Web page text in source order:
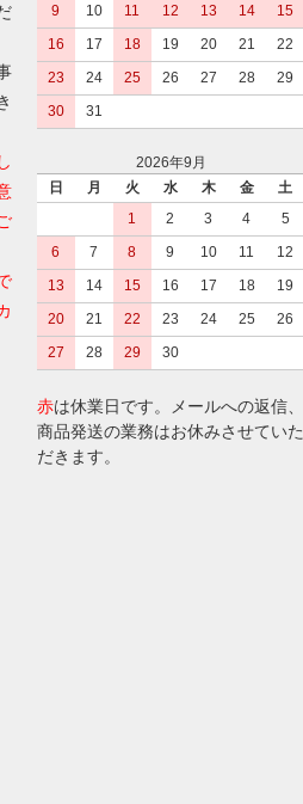
9
10 11 12 13 14
15
16
17 18 19 20 21
22
23
24 25 26 27 28
29
30
31
2026年9月
日
月 火 水 木 金
土
1
2 3 4
5
6
7 8 9 10 11
12
13
14 15 16 17 18
19
20
21 22 23 24 25
26
27
28 29 30
赤は休業日です。メールへの返信、
商品発送の業務はお休みさせていた
だきます。